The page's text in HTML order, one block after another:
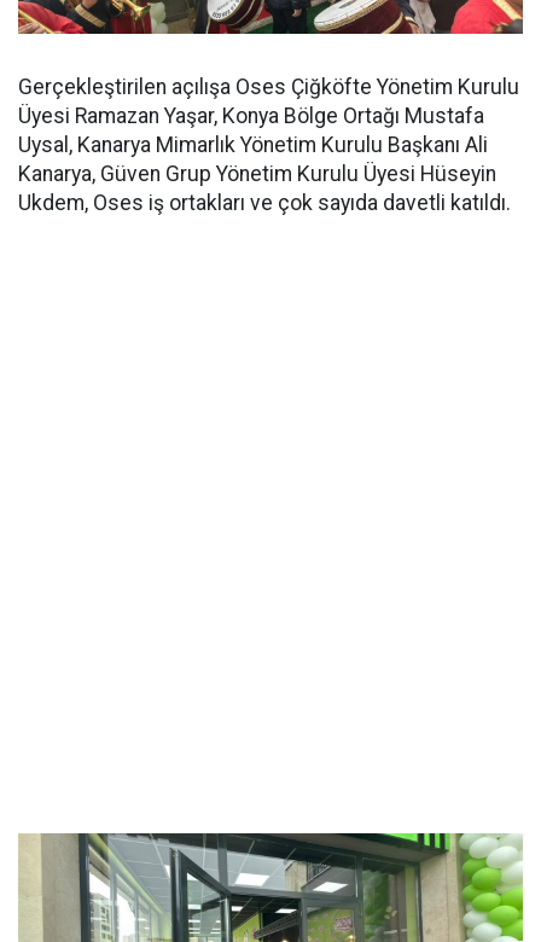
Gerçekleştirilen açılışa Oses Çiğköfte Yönetim Kurulu
Üyesi Ramazan Yaşar, Konya Bölge Ortağı Mustafa
Uysal, Kanarya Mimarlık Yönetim Kurulu Başkanı Ali
Kanarya, Güven Grup Yönetim Kurulu Üyesi Hüseyin
Ukdem, Oses iş ortakları ve çok sayıda davetli katıldı.